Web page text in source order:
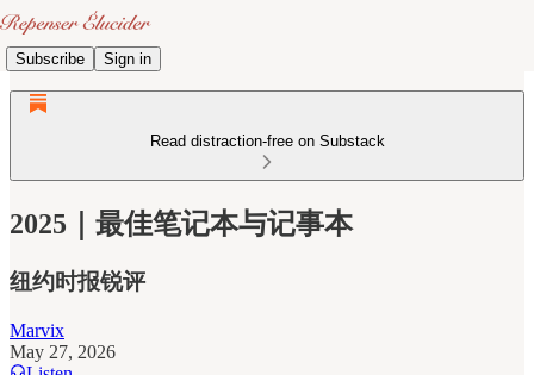
Subscribe Sign in
Read distraction-free on Substack
2025｜最佳笔记本与记事本
纽约时报锐评
Marvix
May 27, 2026